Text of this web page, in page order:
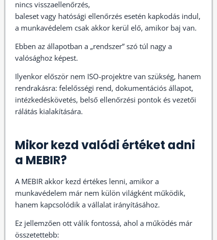
nincs visszaellenőrzés,
baleset vagy hatósági ellenőrzés esetén kapkodás indul,
a munkavédelem csak akkor kerül elő, amikor baj van.
Ebben az állapotban a „rendszer” szó túl nagy a
valósághoz képest.
Ilyenkor először nem ISO-projektre van szükség, hanem
rendrakásra: felelősségi rend, dokumentációs állapot,
intézkedéskövetés, belső ellenőrzési pontok és vezetői
rálátás kialakítására.
Mikor kezd valódi értéket adni
a MEBIR?
A MEBIR akkor kezd értékes lenni, amikor a
munkavédelem már nem külön világként működik,
hanem kapcsolódik a vállalat irányításához.
Ez jellemzően ott válik fontossá, ahol a működés már
összetettebb: